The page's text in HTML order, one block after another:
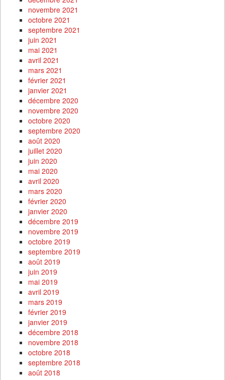
novembre 2021
octobre 2021
septembre 2021
juin 2021
mai 2021
avril 2021
mars 2021
février 2021
janvier 2021
décembre 2020
novembre 2020
octobre 2020
septembre 2020
août 2020
juillet 2020
juin 2020
mai 2020
avril 2020
mars 2020
février 2020
janvier 2020
décembre 2019
novembre 2019
octobre 2019
septembre 2019
août 2019
juin 2019
mai 2019
avril 2019
mars 2019
février 2019
janvier 2019
décembre 2018
novembre 2018
octobre 2018
septembre 2018
août 2018